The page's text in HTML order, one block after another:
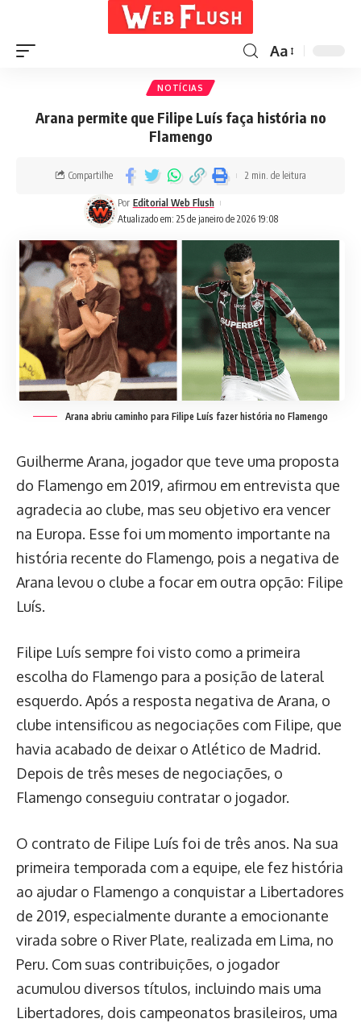
Aa
NOTÍCIAS
Arana permite que Filipe Luís faça história no
Flamengo
Atualizado em: 25 de janeiro de 2026 19:08
Por Editorial Web Flush
Compartilhe 2 min. de leitura
Arana abriu caminho para Filipe Luís fazer história no Flamengo
Guilherme Arana, jogador que teve uma proposta
do Flamengo em 2019, afirmou em entrevista que
agradecia ao clube, mas seu objetivo era vencer
na Europa. Esse foi um momento importante na
história recente do Flamengo, pois a negativa de
Arana levou o clube a focar em outra opção: Filipe
Luís.
Filipe Luís sempre foi visto como a primeira
escolha do Flamengo para a posição de lateral
esquerdo. Após a resposta negativa de Arana, o
clube intensificou as negociações com Filipe, que
havia acabado de deixar o Atlético de Madrid.
Depois de três meses de negociações, o
Flamengo conseguiu contratar o jogador.
O contrato de Filipe Luís foi de três anos. Na sua
primeira temporada com a equipe, ele fez história
ao ajudar o Flamengo a conquistar a Libertadores
de 2019, especialmente durante a emocionante
virada sobre o River Plate, realizada em Lima, no
Peru. Com suas contribuições, o jogador
acumulou diversos títulos, incluindo mais uma
Libertadores, dois campeonatos brasileiros, uma